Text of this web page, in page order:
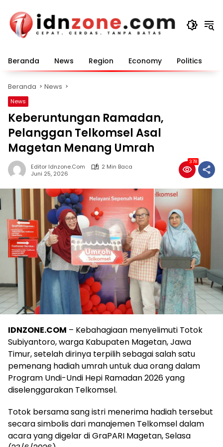
konten
Beranda News Region Economy Politics
Beranda News
News
Keberuntungan Ramadan,
Pelanggan Telkomsel Asal
Magetan Menang Umrah
Editor Idnzone.com
2 Min Baca
Juni 25, 2026
378
IDNZONE.COM – Kebahagiaan menyelimuti Totok
Subiyantoro, warga Kabupaten Magetan, Jawa
Timur, setelah dirinya terpilih sebagai salah satu
pemenang hadiah umrah untuk dua orang dalam
Program Undi-Undi Hepi Ramadan 2026 yang
diselenggarakan Telkomsel.
Totok bersama sang istri menerima hadiah tersebut
secara simbolis dari manajemen Telkomsel dalam
acara yang digelar di GraPARI Magetan, Selasa